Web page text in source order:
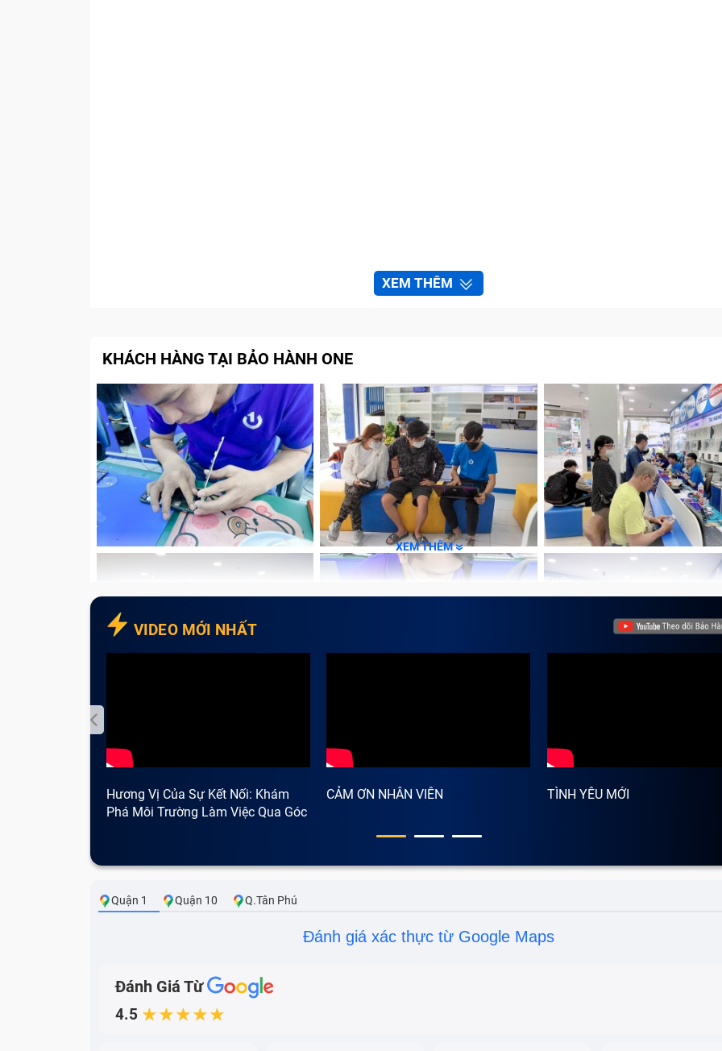
XEM THÊM
KHÁCH HÀNG TẠI BẢO HÀNH ONE
XEM THÊM
VIDEO MỚI NHẤT
Hương Vị Của Sự Kết Nối: Khám
Phá Môi Trường Làm Việc Qua Góc
CẢM ƠN NHÂN VIÊN TÌNH YÊU MỚI
Quận 1 Quận 10 Q.Tân Phú
Đánh giá xác thực từ Google Maps
Đánh Giá Từ
4.5 ★★★★★